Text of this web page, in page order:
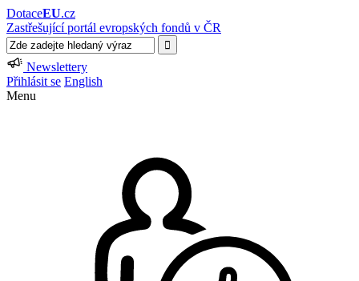
DotaceEU.cz
Zastřešující portál evropských fondů v ČR
Newslettery
Přihlásit se English
Menu